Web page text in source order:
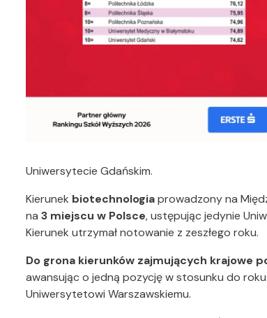
Uniwersytecie Gdańskim.
Kierunek biotechnologiaprowadzony na
na 3 miejscu w Polsce, ustępując jedynie
Kierunek utrzymał notowanie z zeszłego roku.
Do grona kierunków zajmujących krajowe
awansując o jedną pozycję w stosunku do
Uniwersytetowi Warszawskiemu.